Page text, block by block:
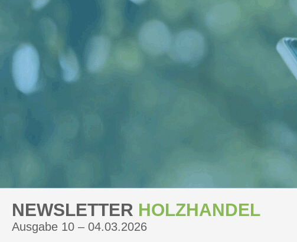
NEWSLETTER HOLZHANDEL
Ausgabe 10 – 04.03.2026